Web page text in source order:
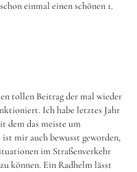
einmal einen schönen 1.
tollen Beitrag der mal wieder
Ich habe letztes Jahr
dem das meiste um
mir auch bewusst geworden,
im Straßenverkehr
können. Ein Radhelm lässt